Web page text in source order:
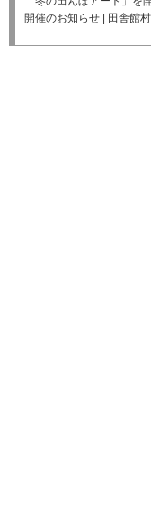
開催のお知らせ | 田舎館